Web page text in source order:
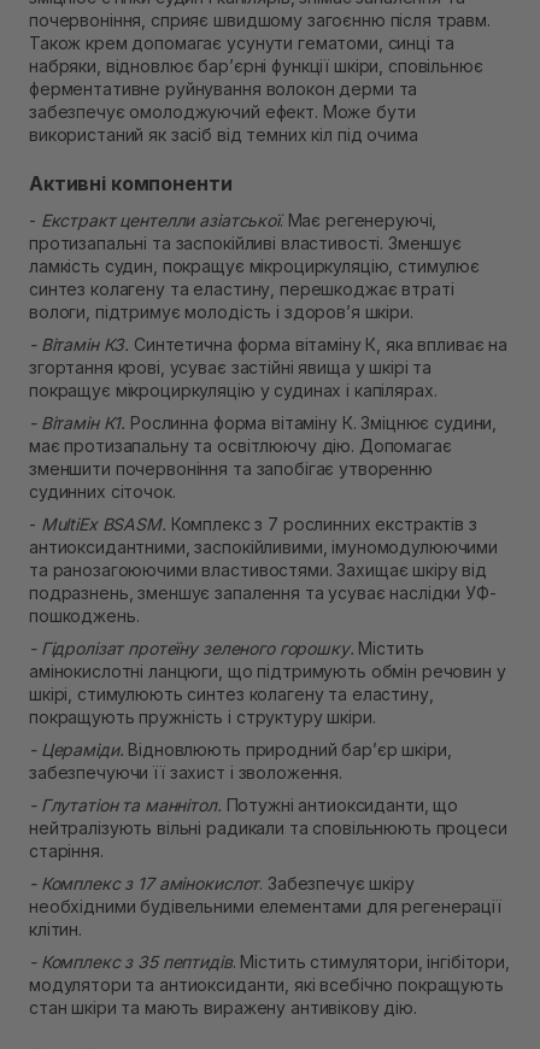
Екватор)
В наявності
почервоніння, сприяє швидшому загоєнню після травм.
Також крем допомагає усунути гематоми, синці та
набряки, відновлює бар’єрні функції шкіри, сповільнює
ферментативне руйнування волокон дерми та
забезпечує омолоджуючий ефект. Може бути
використаний як засіб від темних кіл під очима
Активні компоненти
- Екстракт центелли азіатської. Має регенеруючі,
протизапальні та заспокійливі властивості. Зменшує
ламкість судин, покращує мікроциркуляцію, стимулює
синтез колагену та еластину, перешкоджає втраті
вологи, підтримує молодість і здоров’я шкіри.
- Вітамін К3. Синтетична форма вітаміну К, яка впливає на
згортання крові, усуває застійні явища у шкірі та
покращує мікроциркуляцію у судинах і капілярах.
- Вітамін К1. Рослинна форма вітаміну К. Зміцнює судини,
має протизапальну та освітлюючу дію. Допомагає
зменшити почервоніння та запобігає утворенню
судинних сіточок.
- MultiEx BSASM. Комплекс з 7 рослинних екстрактів з
антиоксидантними, заспокійливими, імуномодулюючими
та ранозагоюючими властивостями. Захищає шкіру від
подразнень, зменшує запалення та усуває наслідки УФ-
пошкоджень.
- Гідролізат протеїну зеленого горошку. Містить
амінокислотні ланцюги, що підтримують обмін речовин у
шкірі, стимулюють синтез колагену та еластину,
покращують пружність і структуру шкіри.
- Цераміди. Відновлюють природний бар’єр шкіри,
забезпечуючи її захист і зволоження.
- Глутатіон та маннітол. Потужні антиоксиданти, що
нейтралізують вільні радикали та сповільнюють процеси
старіння.
- Комплекс з 17 амінокислот. Забезпечує шкіру
необхідними будівельними елементами для регенерації
клітин.
- Комплекс з 35 пептидів. Містить стимулятори, інгібітори,
модулятори та антиоксиданти, які всебічно покращують
стан шкіри та мають виражену антивікову дію.